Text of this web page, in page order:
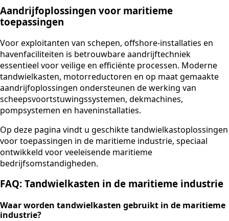
Aandrijfoplossingen voor maritieme
toepassingen
Voor exploitanten van schepen, offshore-installaties en
havenfaciliteiten is betrouwbare aandrijftechniek
essentieel voor veilige en efficiënte processen. Moderne
tandwielkasten, motorreductoren en op maat gemaakte
aandrijfoplossingen ondersteunen de werking van
scheepsvoortstuwingssystemen, dekmachines,
pompsystemen en haveninstallaties.
Op deze pagina vindt u geschikte tandwielkastoplossingen
voor toepassingen in de maritieme industrie, speciaal
ontwikkeld voor veeleisende maritieme
bedrijfsomstandigheden.
FAQ: Tandwielkasten in de maritieme industrie
Waar worden tandwielkasten gebruikt in de maritieme
industrie?